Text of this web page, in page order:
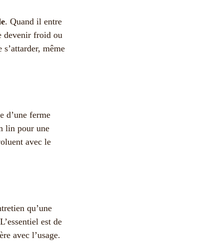
. Quand il entre
devenir froid ou
même
d’une ferme
lin pour une
avec le
qu’une
est de
avec l’usage.